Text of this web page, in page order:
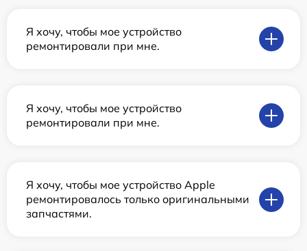
Я хочу, чтобы мое устройство
ремонтировали при мне.
Я хочу, чтобы мое устройство
ремонтировали при мне.
Я хочу, чтобы мое устройство Apple
ремонтировалось только оригинальными
запчастями.